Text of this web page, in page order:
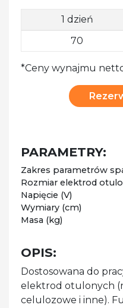
1 dzień
70
*Ceny wynajmu netto
PARAMETRY:
Zakres parametrów
Rozmiar elektrod
Napięcie (V)
Wymiary (cm)
Masa (kg)
OPIS:
Dostosowana do
elektrod otulonych
celulozowe i inne).